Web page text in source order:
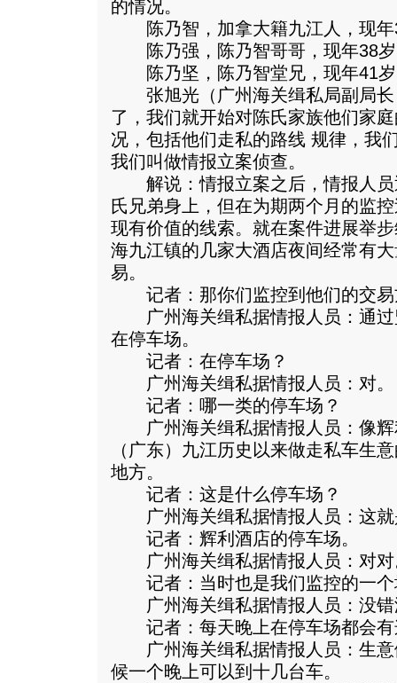
的情况。
陈乃智，加拿大籍九江人，现年
陈乃强，陈乃智哥哥，现年38岁
陈乃坚，陈乃智堂兄，现年41岁
张旭光（广州海关缉私局副局长
了，我们就开始对陈氏家族他们家
况，包括他们走私的路线 规律，我
我们叫做情报立案侦查。
解说：情报立案之后，情报人员
氏兄弟身上，但在为期两个月的监
现有价值的线索。就在案件进展举
海九江镇的几家大酒店夜间经常有
易。
记者：那你们监控到他们的交易
广州海关缉私据情报人员：通过
在停车场。
记者：在停车场？
广州海关缉私据情报人员：对。
记者：哪一类的停车场？
广州海关缉私据情报人员：像辉
（广东）九江历史以来做走私车生
地方。
记者：这是什么停车场？
广州海关缉私据情报人员：这就
记者：辉利酒店的停车场。
广州海关缉私据情报人员：对对
记者：当时也是我们监控的一个
广州海关缉私据情报人员：没错
记者：每天晚上在停车场都会有
广州海关缉私据情报人员：生意
候一个晚上可以到十几台车。